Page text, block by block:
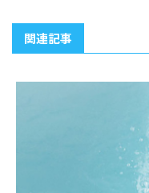
関連記事